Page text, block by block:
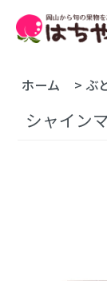
ホーム >ぶ
シャイン